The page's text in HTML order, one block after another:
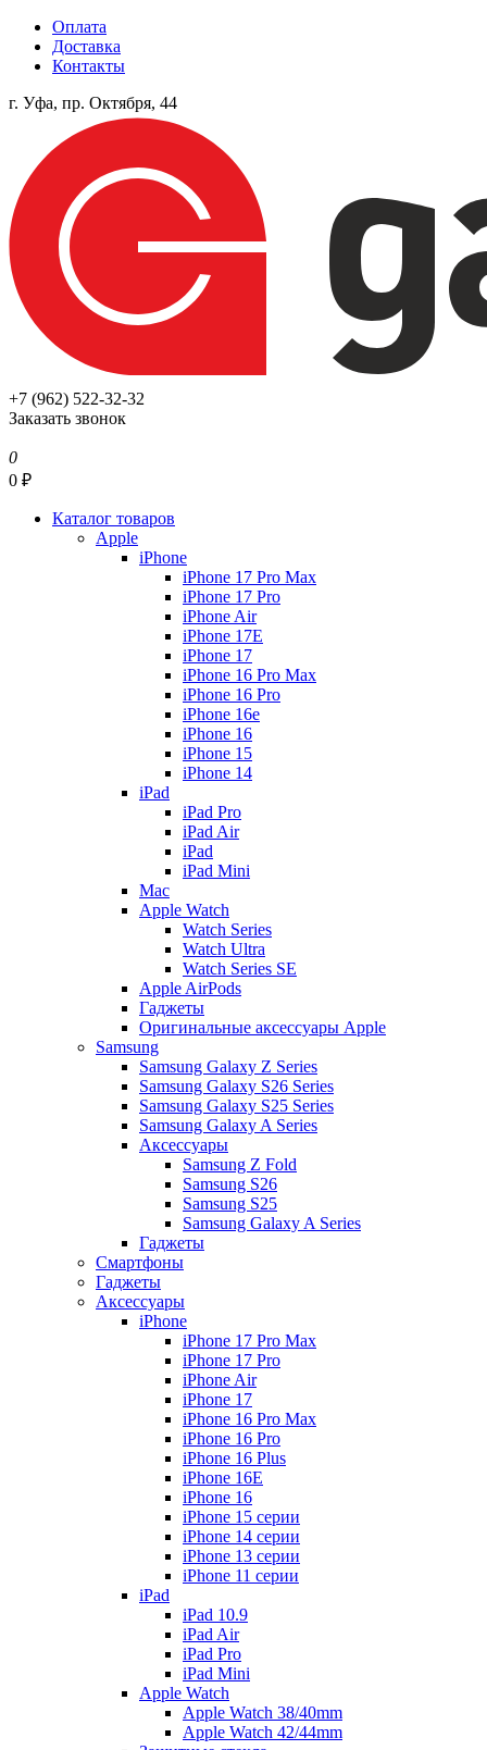
Оплата
Доставка
Контакты
г. Уфа, пр. Октября, 44
+7 (962) 522-32-32
Заказать звонок
0
0 ₽
Каталог товаров
Apple
iPhone
iPhone 17 Pro Max
iPhone 17 Pro
iPhone Air
iPhone 17E
iPhone 17
iPhone 16 Pro Max
iPhone 16 Pro
iPhone 16e
iPhone 16
iPhone 15
iPhone 14
iPad
iPad Pro
iPad Air
iPad
iPad Mini
Mac
Apple Watch
Watch Series
Watch Ultra
Watch Series SE
Apple AirPods
Гаджеты
Оригинальные аксессуары Apple
Samsung
Samsung Galaxy Z Series
Samsung Galaxy S26 Series
Samsung Galaxy S25 Series
Samsung Galaxy A Series
Аксессуары
Samsung Z Fold
Samsung S26
Samsung S25
Samsung Galaxy A Series
Гаджеты
Смартфоны
Гаджеты
Аксессуары
iPhone
iPhone 17 Pro Max
iPhone 17 Pro
iPhone Air
iPhone 17
iPhone 16 Pro Max
iPhone 16 Pro
iPhone 16 Plus
iPhone 16E
iPhone 16
iPhone 15 серии
iPhone 14 серии
iPhone 13 серии
iPhone 11 серии
iPad
iPad 10.9
iPad Air
iPad Pro
iPad Mini
Apple Watch
Apple Watch 38/40mm
Apple Watch 42/44mm